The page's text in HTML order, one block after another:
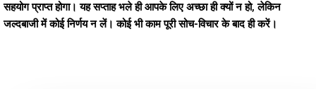
सहयोग प्राप्त होगा। यह सप्ताह भले ही आपके लिए अच्छा ही क्यों न हो, लेकिन
जल्दबाजी में कोई निर्णय न लें। कोई भी काम पूरी सोच-विचार के बाद ही करें।